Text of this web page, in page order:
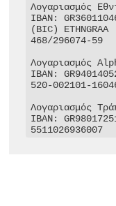
Λογαριασμός
IBAN:
(BIC) ETHNGRAA
468/296074-59
Λογαριασμός
IBAN:
520-002101-
Λογαριασμός
IBAN:
5511026936007